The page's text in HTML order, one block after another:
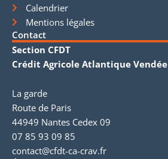
Calendrier
Mentions légales
Contact
Section CFDT
Crédit Agricole Atlantique Vendée
La garde
Route de Paris
44949 Nantes Cedex 09
07 85 93 09 85
contact@cfdt-ca-crav.fr